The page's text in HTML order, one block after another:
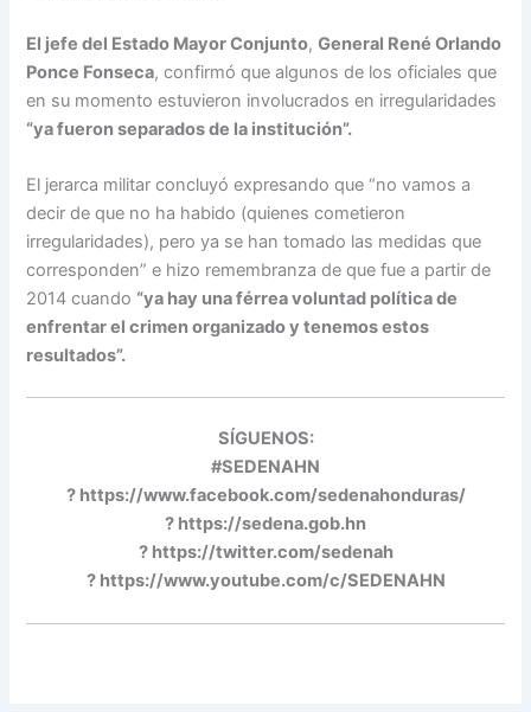
El jefe del Estado Mayor Conjunto,General René Orlando
Ponce Fonseca, confirmó que algunos de los oficiales que
en su momento estuvieron involucrados en irregularidades
“ya fueron separados de la institución”.
El jerarca militar concluyó expresando que “no vamos a
decir de que no ha habido (quienes cometieron
irregularidades), pero ya se han tomado las medidas que
corresponden” e hizo remembranza de que fue a partir de
2014 cuando “ya hay una férrea voluntad política de
enfrentar el crimen organizado y tenemos estos
resultados”.
SÍGUENOS:
#SEDENAHN
? https://www.facebook.com/sedenahonduras/
? https://sedena.gob.hn
? https://twitter.com/sedenah
? https://www.youtube.com/c/SEDENAHN